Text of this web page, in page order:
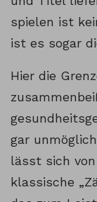
spielen ist
ist es sogar
Hier die
gar
lässt sich
klassische